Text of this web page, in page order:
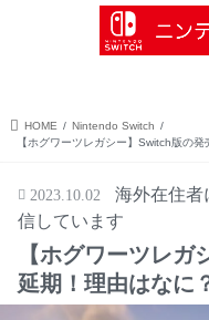
HOME
Nintendo Switch
【ホグワーツレガシー】Switch版の
2023.10.02
海外在住者
信しています
【ホグワーツレ
延期！理由はなに